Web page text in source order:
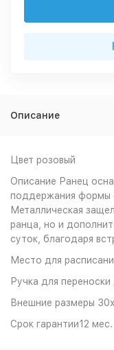
Описание
Цвет розовый
Описание Ранец
поддержания формы
Металлическая
ранца, но и
суток, благодаря
Место для
Ручка для
Внешние размеры
Срок гарантии12 мес.